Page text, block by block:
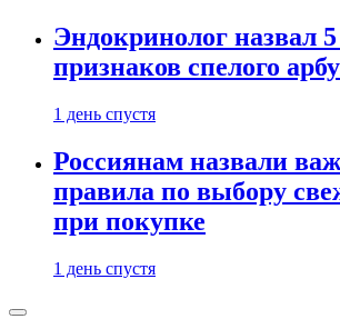
Эндокринолог назвал
признаков спелого
1 день спустя
Россиянам назвали
правила по выбору
при покупке
1 день спустя